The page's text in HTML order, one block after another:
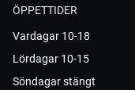
ÖPPETTIDER
Vardagar 10-18
Lördagar 10-15
Söndagar stängt